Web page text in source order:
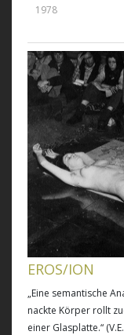
1978
EROS/ION
„Eine semantische
nackte Körper rollt
einer Glasplatte.“